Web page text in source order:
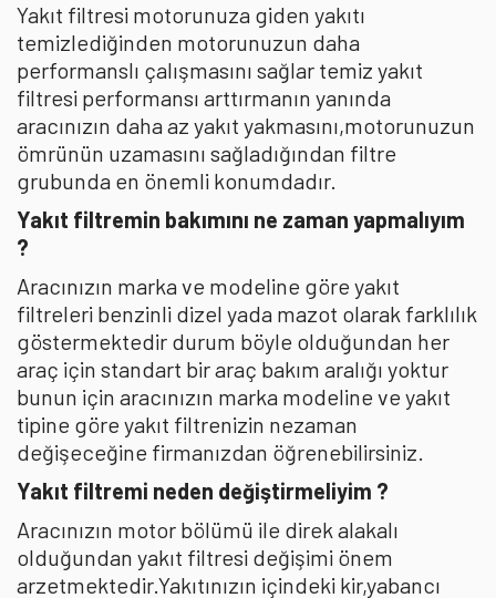
Yakıt filtresi motorunuza giden yakıtı
temizlediğinden motorunuzun daha
performanslı çalışmasını sağlar temiz yakıt
filtresi performansı arttırmanın yanında
aracınızın daha az yakıt yakmasını,motorunuzun
ömrünün uzamasını sağladığından filtre
grubunda en önemli konumdadır.
Yakıt filtremin bakımını ne zaman yapmalıyım
?
Aracınızın marka ve modeline göre yakıt
filtreleri benzinli dizel yada mazot olarak farklılık
göstermektedir durum böyle olduğundan her
araç için standart bir araç bakım aralığı yoktur
bunun için aracınızın marka modeline ve yakıt
tipine göre yakıt filtrenizin nezaman
değişeceğine firmanızdan öğrenebilirsiniz.
Yakıt filtremi neden değiştirmeliyim ?
Aracınızın motor bölümü ile direk alakalı
olduğundan yakıt filtresi değişimi önem
arzetmektedir.Yakıtınızın içindeki kir,yabancı